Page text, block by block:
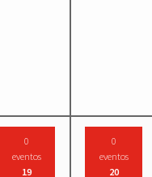
0
eventos
19
0
eventos
20